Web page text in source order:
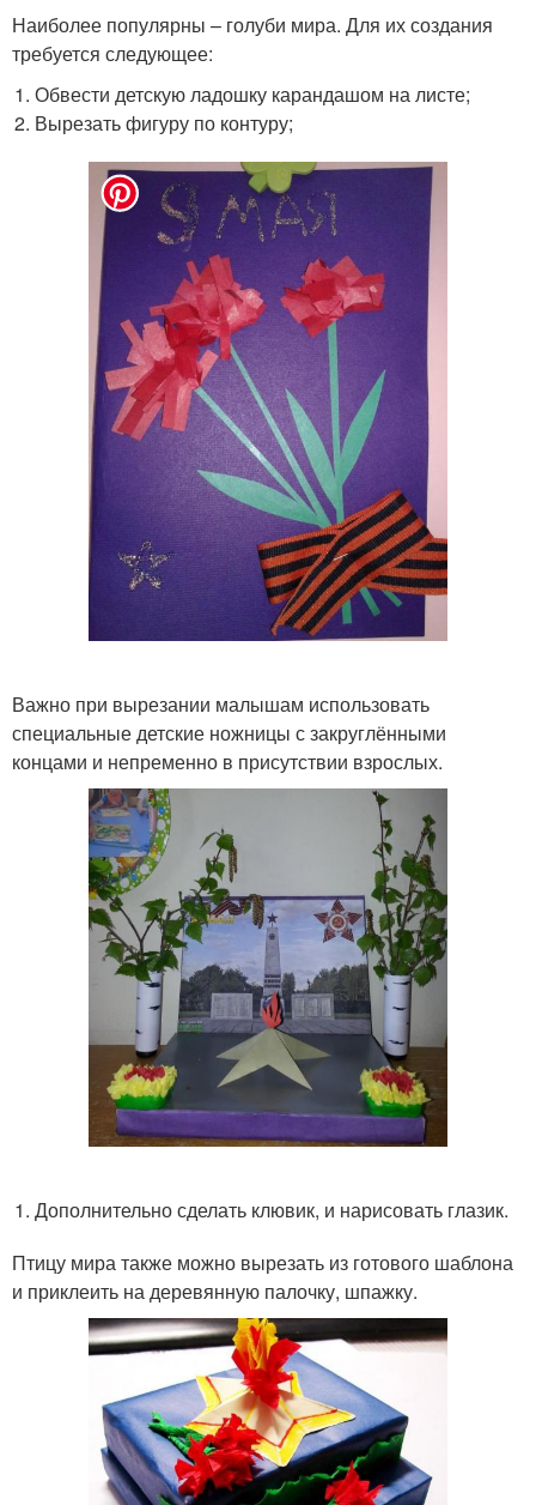
Наиболее популярны – голуби мира. Для их создания
требуется следующее:
Обвести детскую ладошку карандашом на листе;
Вырезать фигуру по контуру;
Важно при вырезании малышам использовать
специальные детские ножницы с закруглёнными
концами и непременно в присутствии взрослых.
Дополнительно сделать клювик, и нарисовать глазик.
Птицу мира также можно вырезать из готового шаблона
и приклеить на деревянную палочку, шпажку.